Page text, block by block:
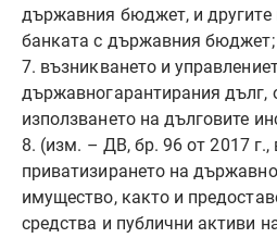
държавния бюджет, и
банката с държавния бюджет;
7. възникването и
държавногарантирания дълг,
използването на дълговите
8. (изм. – ДВ, бр. 96 от 2017 г.,
приватизирането на
имущество, както и
средства и публични активи